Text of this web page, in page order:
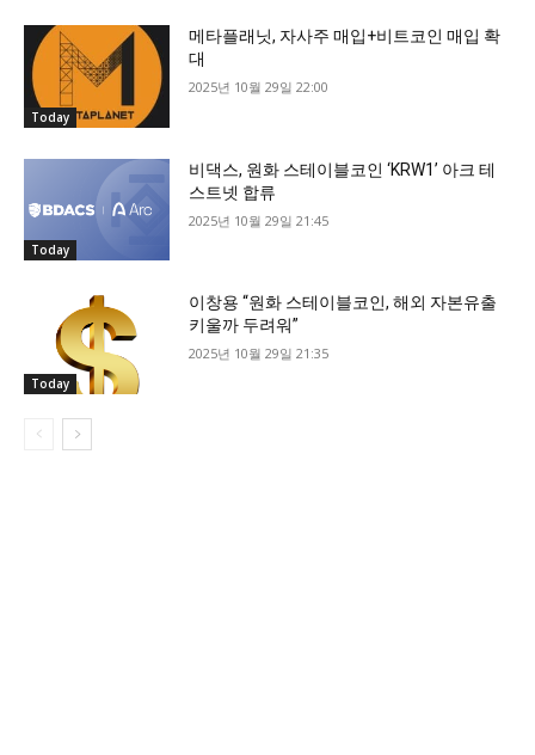
Today
메타플래닛, 자사주 매입+비트코인 매입 확
대
2025년 10월 29일 22:00
Today
비댁스, 원화 스테이블코인 ‘KRW1’ 아크 테
스트넷 합류
2025년 10월 29일 21:45
Today
이창용 “원화 스테이블코인, 해외 자본유출
키울까 두려워”
2025년 10월 29일 21:35